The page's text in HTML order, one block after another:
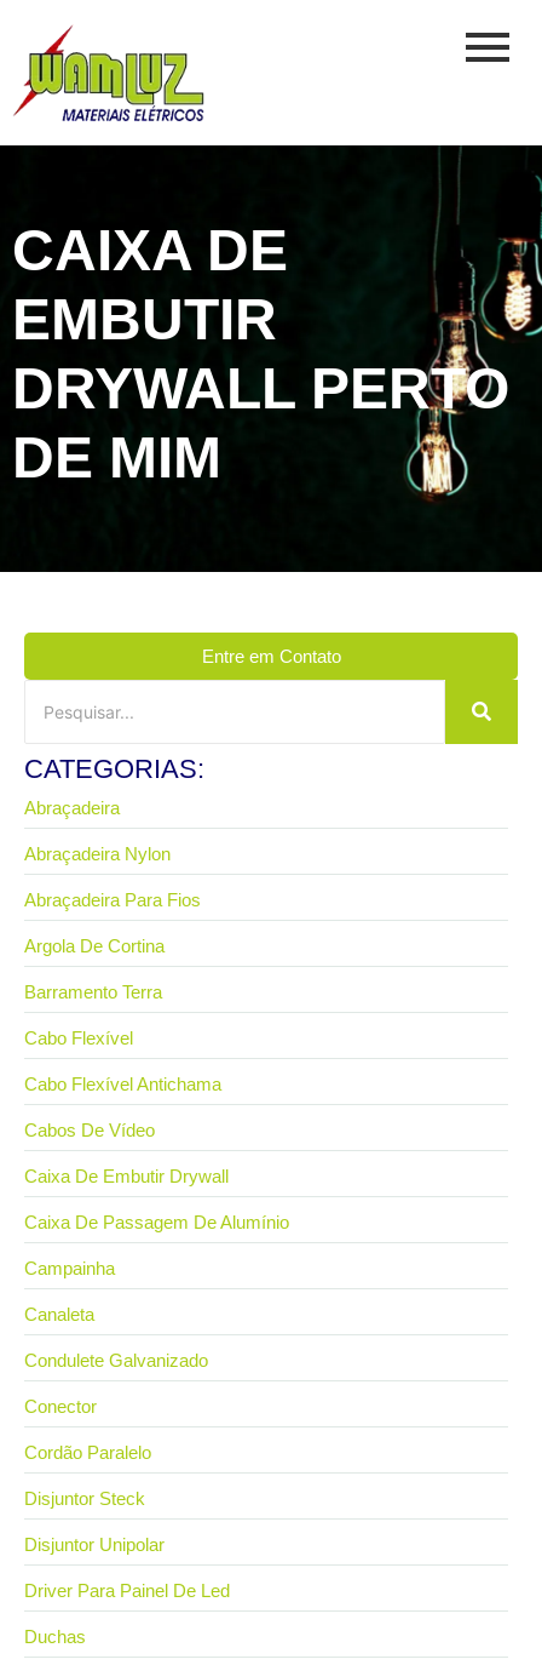
CAIXA DE
EMBUTIR
DRYWALL PERTO
DE MIM
Entre em Contato
CATEGORIAS:
Abraçadeira
Abraçadeira Nylon
Abraçadeira Para Fios
Argola De Cortina
Barramento Terra
Cabo Flexível
Cabo Flexível Antichama
Cabos De Vídeo
Caixa De Embutir Drywall
Caixa De Passagem De Alumínio
Campainha
Canaleta
Condulete Galvanizado
Conector
Cordão Paralelo
Disjuntor Steck
Disjuntor Unipolar
Driver Para Painel De Led
Duchas